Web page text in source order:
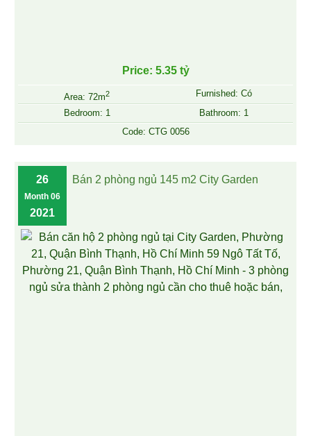
Price: 5.35 tỷ
Area: 72m2
Furnished: Có
Bedroom: 1
Bathroom: 1
Code: CTG 0056
26
Month 06
2021
Bán 2 phòng ngủ 145 m2 City Garden